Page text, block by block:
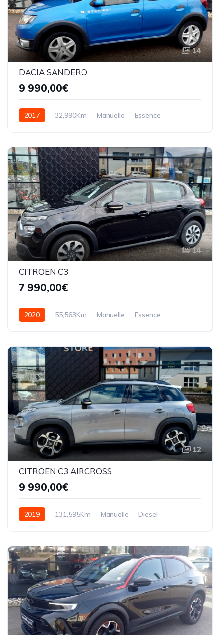
14
DACIA SANDERO
9 990,00€
2017 32,990Km Manuelle Essence
14
CITROEN C3
7 990,00€
2020 55,563Km Manuelle Essence
12
CITROEN C3 AIRCROSS
9 990,00€
2019 131,595Km Manuelle Diesel